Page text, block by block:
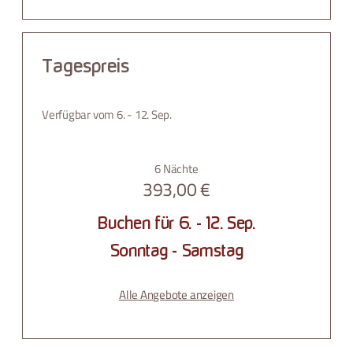
Tagespreis
Verfügbar vom 6. - 12. Sep.
6 Nächte
393,00 €
Buchen für 6. - 12. Sep.
Sonntag - Samstag
Alle Angebote anzeigen